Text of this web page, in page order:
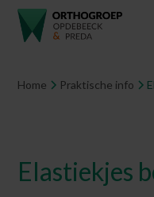
Home Praktische info
Elastiekjes